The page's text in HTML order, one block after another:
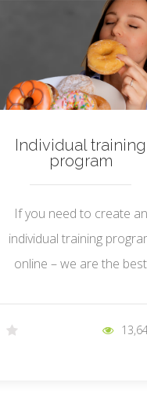
Individual training
program
If you need to create an
individual training
online – we are the best